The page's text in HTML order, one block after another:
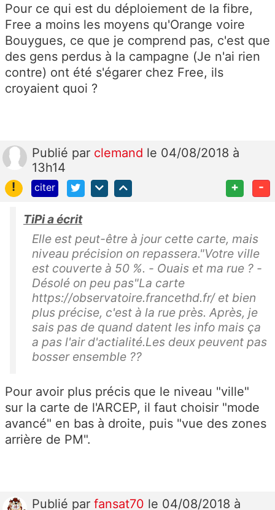
Pour ce qui est du déploiement de la fibre,
Free a moins les moyens qu'Orange voire
Bouygues, ce que je comprend pas, c'est que
des gens perdus à la campagne (Je n'ai rien
contre) ont été s'égarer chez Free, ils
croyaient quoi ?
Publié par clemand le 04/08/2018 à
13h14
!
citer + -
TiPi a écrit
Elle est peut-être à jour cette carte, mais
niveau précision on repassera."Votre ville
est couverte à 50 %. - Ouais et ma rue ? -
Désolé on peu pas"La carte
https://observatoire.francethd.fr/ et bien
plus précise, c'est à la rue près. Après, je
sais pas de quand datent les info mais ça
a pas l'air d'actialité.Les deux peuvent pas
bosser ensemble ??
Pour avoir plus précis que le niveau "ville"
sur la carte de l'ARCEP, il faut choisir "mode
avancé" en bas à droite, puis "vue des zones
arrière de PM".
Publié par fansat70 le 04/08/2018 à